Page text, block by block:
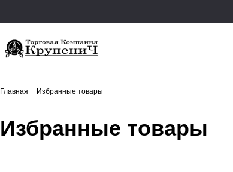
Главная Избранные товары
Избранные товары